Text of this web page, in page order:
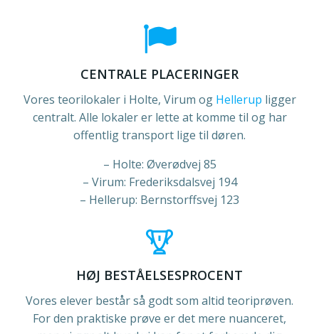
CENTRALE PLACERINGER
Vores teorilokaler i Holte, Virum og Hellerup ligger
centralt. Alle lokaler er lette at komme til og har
offentlig transport lige til døren.
– Holte: Øverødvej 85
– Virum: Frederiksdalsvej 194
– Hellerup: Bernstorffsvej 123
HØJ BESTÅELSESPROCENT
Vores elever består så godt som altid teoriprøven.
For den praktiske prøve er det mere nuanceret,